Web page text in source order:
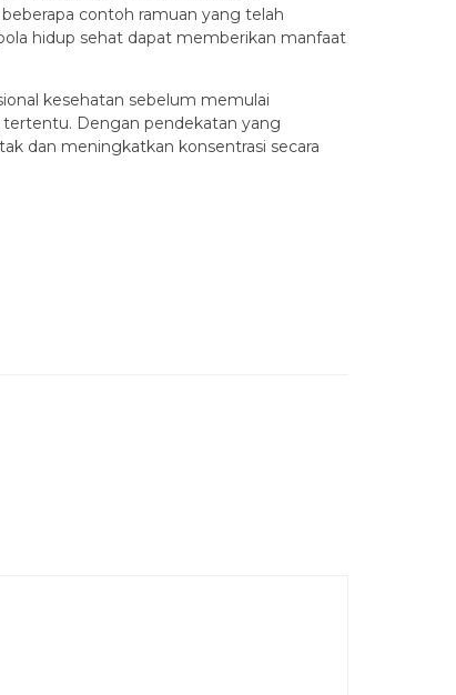
contoh ramuan yang telah
hidup sehat dapat memberikan manfaat
kesehatan sebelum memulai
Dengan pendekatan yang
dan meningkatkan konsentrasi secara